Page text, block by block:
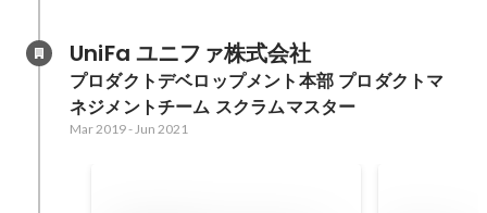
UniFa ユニファ株式会社
プロダクトデベロップメント本部 プロダクトマ
ネジメントチーム スクラムマスター
Mar 2019-Jun 2021